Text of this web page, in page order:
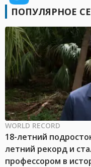
ПОПУЛЯРНОЕ
WORLD RECORD
18-летний
летний рекорд и
профессором в